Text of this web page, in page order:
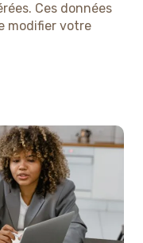
Ces données
modifier votre